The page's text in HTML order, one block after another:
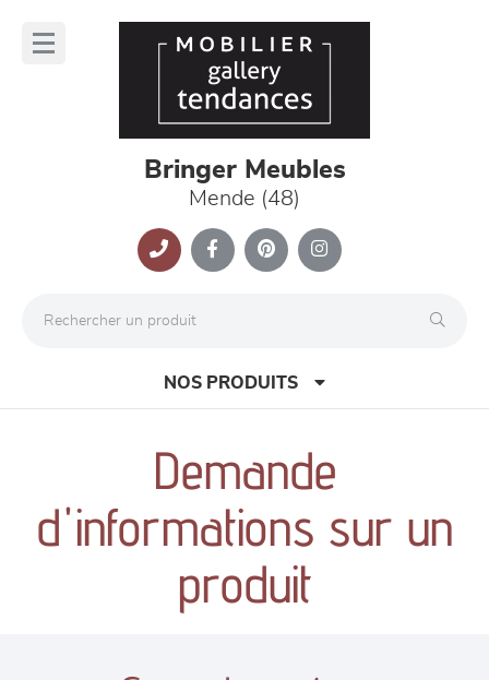
Bringer Meubles
Mende (48)
NOS PRODUITS
canapés et fauteuils
séjours
meubles de complément
chambres et dressing
Demande
d'informations sur un
produit